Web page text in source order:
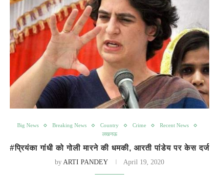
Big News Breaking News Country Crime
Recent News
लखनऊ
#प्रियंका गांधी को गोली मारने की धमकी, आरती पांडेय पर केस दर्ज
by ARTI PANDEY April 19, 2020